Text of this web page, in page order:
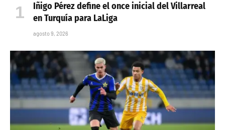
Iñigo Pérez define el once inicial del Villarreal
en Turquía para LaLiga
agosto 9, 2026